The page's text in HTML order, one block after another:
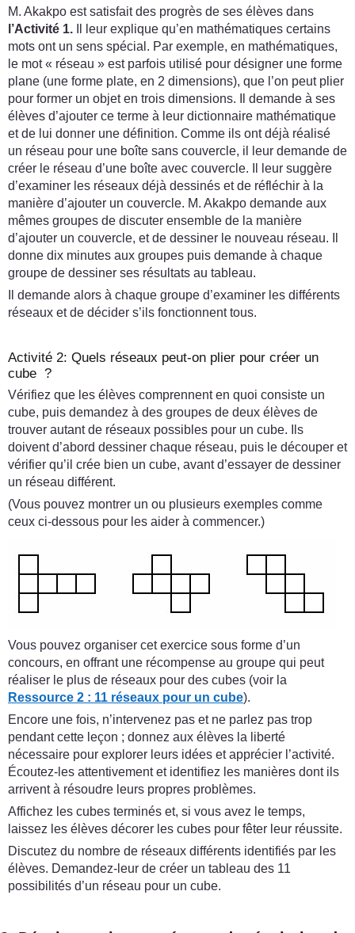
M. Akakpo est satisfait des progrès de ses élèves dans
l’Activité 1.
Il leur explique qu’en mathématiques certains
mots ont un sens spécial. Par exemple, en mathématiques,
le mot « réseau » est parfois utilisé pour désigner une forme
plane (une forme plate, en 2 dimensions), que l’on peut plier
pour former un objet en trois dimensions. Il demande à ses
élèves d’ajouter ce terme à leur dictionnaire mathématique
et de lui donner une définition. Comme ils ont déjà réalisé
un réseau pour une boîte sans couvercle, il leur demande de
créer le réseau d’une boîte avec couvercle. Il leur suggère
d’examiner les réseaux déjà dessinés et de réfléchir à la
manière d’ajouter un couvercle. M. Akakpo demande aux
mêmes groupes de discuter ensemble de la manière
d’ajouter un couvercle, et de dessiner le nouveau réseau. Il
donne dix minutes aux groupes puis demande à chaque
groupe de dessiner ses résultats au tableau.
Il demande alors à chaque groupe d’examiner les différents
réseaux et de décider s’ils fonctionnent tous.
Activité 2: Quels réseaux peut-on plier pour créer un
cube ?
Vérifiez que les élèves comprennent en quoi consiste un
cube, puis demandez à des groupes de deux élèves de
trouver autant de réseaux possibles pour un cube. Ils
doivent d’abord dessiner chaque réseau, puis le découper et
vérifier qu’il crée bien un cube, avant d’essayer de dessiner
un réseau différent.
(Vous pouvez montrer un ou plusieurs exemples comme
ceux ci-dessous pour les aider à commencer.)
Vous pouvez organiser cet exercice sous forme d’un
concours, en offrant une récompense au groupe qui peut
réaliser le plus de réseaux pour des cubes (voir la
Ressource 2 : 11 réseaux pour un cube).
Encore une fois, n’intervenez pas et ne parlez pas trop
pendant cette leçon ; donnez aux élèves la liberté
nécessaire pour explorer leurs idées et apprécier l’activité.
Écoutez-les attentivement et identifiez les manières dont ils
arrivent à résoudre leurs propres problèmes.
Affichez les cubes terminés et, si vous avez le temps,
laissez les élèves décorer les cubes pour fêter leur réussite.
Discutez du nombre de réseaux différents identifiés par les
élèves. Demandez-leur de créer un tableau des 11
possibilités d’un réseau pour un cube.